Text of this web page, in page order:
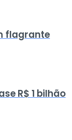
flagrante
R$ 1 bilhão